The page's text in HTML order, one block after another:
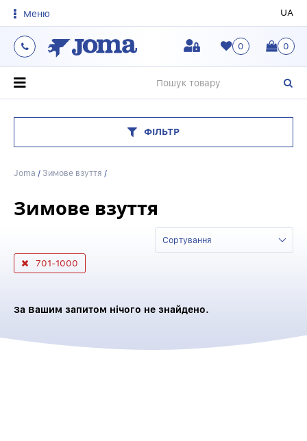
Меню UA
0
0
ФІЛЬТР
Joma / Зимове взуття /
Зимове взуття
Сортування
701-1000
За Вашим запитом нічого не знайдено.